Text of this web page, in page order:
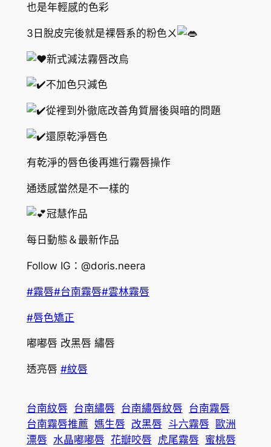
也是年輕感的色彩
3日脫皮完後就是裸唇系的粉色ㄨ
新式減法霧唇改烏
不加色只減色
從裡到外徹底改善角質層後與暗的問題
還原乾淨唇色
有乾淨的唇色後再進行霧唇操作
通透感當然是不一樣的
冠慧作品
每日動態＆最新作品
Follow IG：@doris.neera
#霧唇#台南霧唇#雲林霧唇
#唇色矯正
嘟嘟唇 改黑唇 繡唇
透亮唇 #紋唇
台南紋唇 台南繡唇 台南繡唇紋唇 台南霧唇
台南霧唇推薦 媽生唇 改黑唇 斗六霧唇 歐洲
漂唇 水晶嘟嘟唇 花瓣咬唇 虎尾霧唇 蜜桃唇